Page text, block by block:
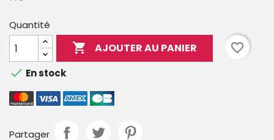
Quantité
 AJOUTER AU PANIER
favorite_border
 En stock
Partager